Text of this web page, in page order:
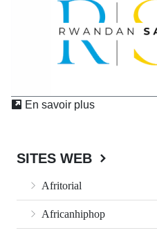
En savoir plus
SITES WEB
Afritorial
Africanhiphop